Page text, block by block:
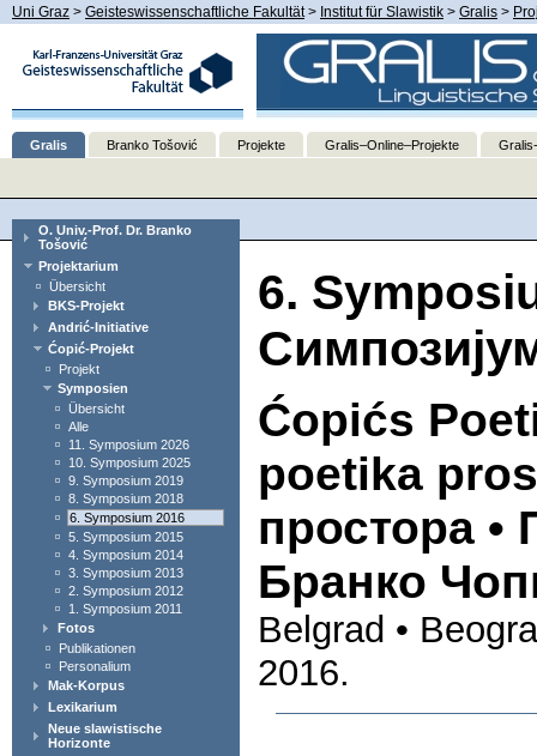
Uni Graz > Geisteswissenschaftliche Fakultät> Institut für Slawistik > Gralis >
Gralis Branko Tošović Projekte Gralis–Online–Projekte
O. Univ.-Prof. Dr. Branko
Tošović
Projektarium
Übersicht
BKS-Projekt
Andrić-Initiative
Ćopić-Projekt
Projekt
Symposien
Übersicht
Alle
11. Symposium 2026
10. Symposium 2025
9. Symposium 2019
8. Symposium 2018
6. Symposium 2016
5. Symposium 2015
4. Symposium 2014
3. Symposium 2013
2. Symposium 2012
1. Symposium 2011
Fotos
Publikationen
Personalium
Mak-Korpus
Lexikarium
Neue slawistische
Horizonte
6.
Ćopićs
poetika
простора •
Бранко
Belgrad •
2016.